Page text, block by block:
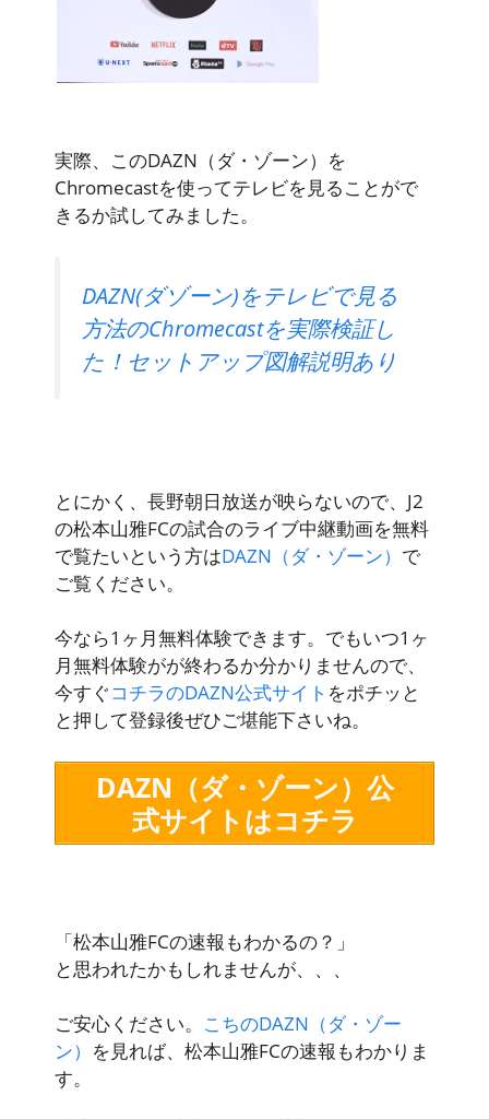
実際、このDAZN（ダ・ゾーン）を
Chromecastを使ってテレビを見ることがで
きるか試してみました。
DAZN(ダゾーン)をテレビで見る
方法のChromecastを実際検証し
た！セットアップ図解説明あり
とにかく、長野朝日放送が映らないので、J2
の松本山雅FCの試合のライブ中継動画を無料
で覧たいという方はDAZN（ダ・ゾーン） で
ご覧ください。
今なら1ヶ月無料体験できます。でもいつ1ヶ
月無料体験がが終わるか分かりませんので、
今すぐコチラのDAZN公式サイト をポチッと
と押して登録後ぜひご堪能下さいね。
DAZN（ダ・ゾーン）公
式サイトはコチラ
「松本山雅FCの速報もわかるの？」
と思われたかもしれませんが、、、
ご安心ください。 こちのDAZN（ダ・ゾー
ン） を見れば、松本山雅FCの速報もわかりま
す。